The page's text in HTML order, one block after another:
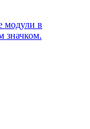
модули в
значком.